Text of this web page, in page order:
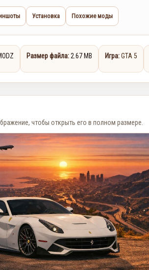
Установка Похожие моды
Размер файла: 2.67 MB Игра:GTA 5
чтобы открыть его в полном размере.